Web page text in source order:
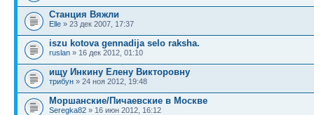
Станция Вяжли
Elle » 23 дек 2007, 17:37
iszu kotova gennadija selo raksha.
ruslan » 16 дек 2012, 01:10
ищу Инкину Елену Викторовну
трибун » 24 ноя 2012, 19:48
Моршанские/Пичаевские в Москве
Seregka82 » 16 июн 2012, 16:12